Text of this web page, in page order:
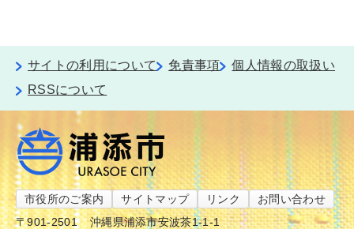
サイトの利用について 免責事項
個人情報の取扱い
RSSについて
市役所のご案内 サイトマップ リンク
お問い合わせ
〒901-2501
沖縄県浦添市安波茶1-1-1